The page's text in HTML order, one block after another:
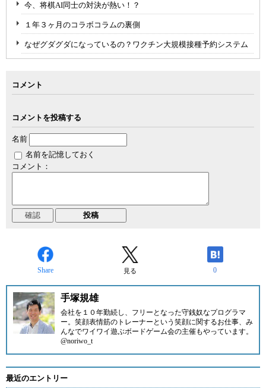
今、将棋AI同士の対決が熱い！？
１年３ヶ月のコラボコラムの裏側
なぜグダグダになっているの？ワクチン大規模接種予約システム
コメント
コメントを投稿する
名前
名前を記憶しておく
コメント：
Share 見る 0
手塚規雄
会社を１０年勤続し、フリーとなった守銭奴なプログラマ
ー。笑顔表情筋のトレーナーという笑顔に関するお仕事、み
んなでワイワイ遊ぶボードゲーム会の主催もやっています。
@noriwo_t
最近のエントリー